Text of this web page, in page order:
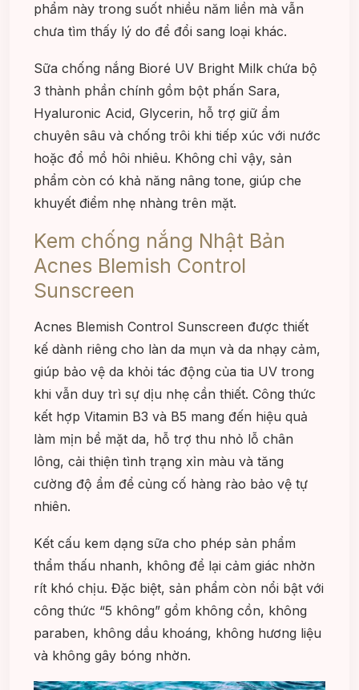
phẩm này trong suốt nhiều năm liền mà vẫn
chưa tìm thấy lý do để đổi sang loại khác.
Sữa chống nắng Bioré UV Bright Milk chứa bộ
3 thành phần chính gồm bột phấn Sara,
Hyaluronic Acid, Glycerin, hỗ trợ giữ ẩm
chuyên sâu và chống trôi khi tiếp xúc với nước
hoặc đổ mồ hôi nhiêu. Không chỉ vậy, sản
phẩm còn có khả năng nâng tone, giúp che
khuyết điểm nhẹ nhàng trên mặt.
Kem chống nắng Nhật Bản
Acnes Blemish Control
Sunscreen
Acnes Blemish Control Sunscreen được thiết
kế dành riêng cho làn da mụn và da nhạy cảm,
giúp bảo vệ da khỏi tác động của tia UV trong
khi vẫn duy trì sự dịu nhẹ cần thiết. Công thức
kết hợp Vitamin B3 và B5 mang đến hiệu quả
làm mịn bề mặt da, hỗ trợ thu nhỏ lỗ chân
lông, cải thiện tình trạng xỉn màu và tăng
cường độ ẩm để củng cố hàng rào bảo vệ tự
nhiên.
Kết cấu kem dạng sữa cho phép sản phẩm
thẩm thấu nhanh, không để lại cảm giác nhờn
rít khó chịu. Đặc biệt, sản phẩm còn nổi bật với
công thức “5 không” gồm không cồn, không
paraben, không dầu khoáng, không hương liệu
và không gây bóng nhờn.